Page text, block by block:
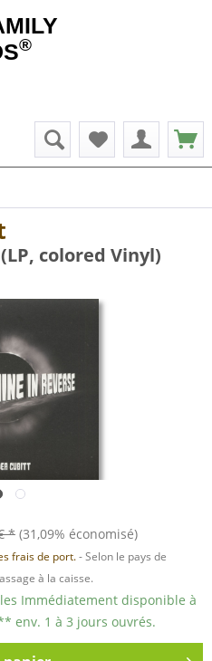
®
colored Vinyl)
* (31,09% économisé)
frais de port.- Selon le pays de
à la caisse.
Immédiatement disponible à
env. 1 à 3 jours ouvrés.